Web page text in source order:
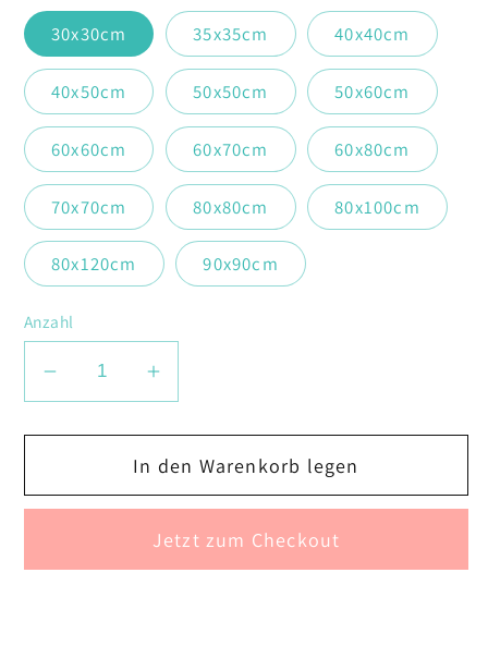
30x30cm 35x35cm 40x40cm
40x50cm 50x50cm 50x60cm
60x60cm 60x70cm 60x80cm
70x70cm 80x80cm 80x100cm
80x120cm 90x90cm
Anzahl
Verringere
Menge
Schmetterlinge
Erhöhe
Menge
für
Schmetterlinge
In den Warenkorb legen
Jetzt zum Checkout